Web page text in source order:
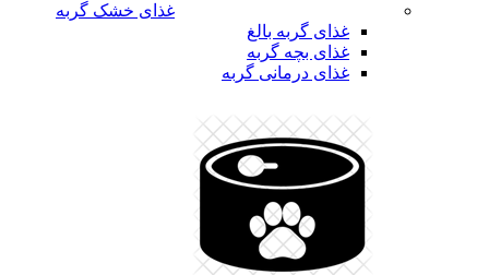
غذای خشک گربه
غذای گربه بالغ
غذای بچه گربه
غذای درمانی گربه